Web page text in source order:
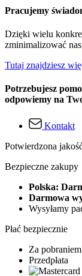
Pracujemy
Dzięki wielu
zminimalizować
Tutaj znajdziesz
Potrzebujesz
odpowiemy na
Kontakt
Potwierdzona
Bezpieczne zakupy
Polska:
Darmowa
Wysyłamy
Płać bezpiecznie
Za pobraniem
Przedpłata